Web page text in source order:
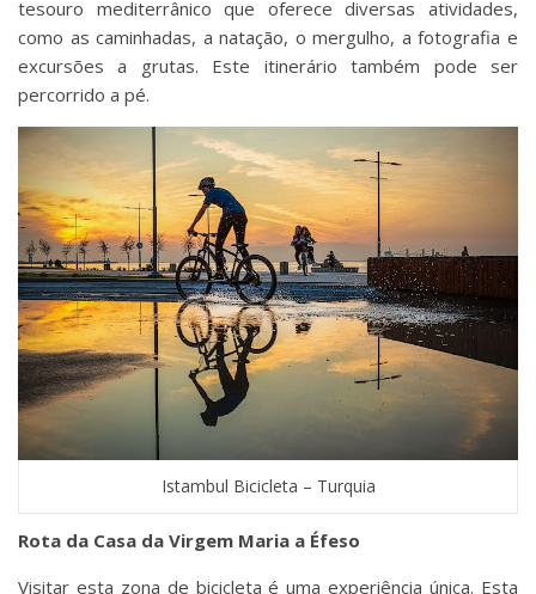
tesouro mediterrânico que oferece diversas atividades,
como as caminhadas, a natação, o mergulho, a fotografia e
excursões a grutas. Este itinerário também pode ser
percorrido a pé.
Istambul Bicicleta – Turquia
Rota da Casa da Virgem Maria a Éfeso
Visitar esta zona de bicicleta é uma experiência única. Esta